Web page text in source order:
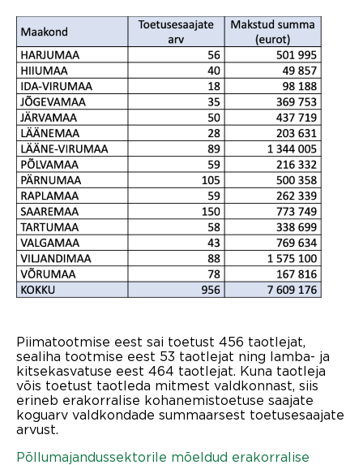
Piimatootmise eest sai toetust 456 taotlejat,
sealiha tootmise eest 53 taotlejat ning lamba- ja
kitsekasvatuse eest 464 taotlejat. Kuna taotleja
võis toetust taotleda mitmest valdkonnast, siis
erineb erakorralise kohanemistoetuse saajate
koguarv valdkondade summaarsest toetusesaajate
arvust.
Põllumajandussektorile mõeldud erakorralise